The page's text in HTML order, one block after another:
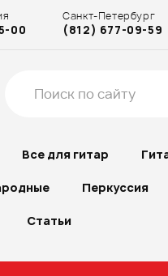
00
Санкт-Петербург
(812) 677-09-59
Все для гитар
Перкуссия
Статьи